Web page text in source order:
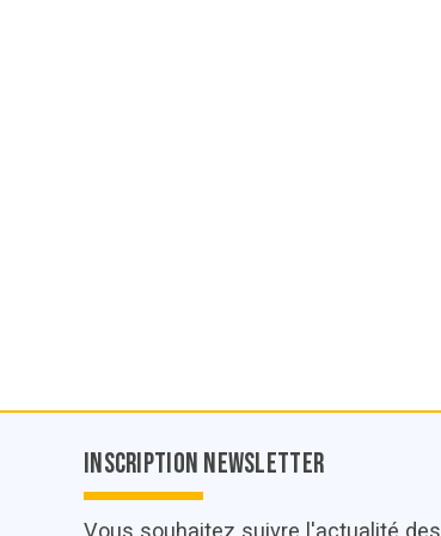
Inscription Newsletter
Vous souhaitez suivre l'actualité des